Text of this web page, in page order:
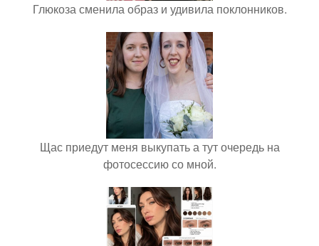
Глюкоза сменила образ и удивила поклонников.
Щас приедут меня выкупать а тут очередь на
фотосессию со мной.